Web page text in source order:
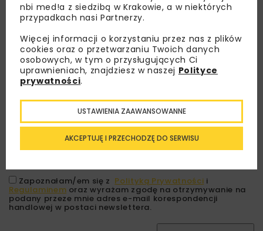
Lubisz wiedzieć więcej?
Zapisz się do newslettera aby otrzymywać od
nas najlepsze informacje branżowe,
zaproszenia na wydarzenia, atrakcyjne oferty i
dedykowane akcje specjalne.
Zapoznałam/em się z Polityką Prywatności i
Regulaminem oraz wyrażam zgodę na otrzymywanie na
podany przeze mnie adres e-mail korespondencji
handlowej w postaci newslettera.
nbi med!a z siedzibą w Krakowie, a w niektórych
przypadkach nasi Partnerzy.
Więcej informacji o korzystaniu przez nas z plików
cookies oraz o przetwarzaniu Twoich danych
osobowych, w tym o przysługujących Ci
uprawnieniach, znajdziesz w naszej Polityce
prywatności.
AKCEPTUJĘ I PRZECHODZĘ DO SERWISU
USTAWIENIA ZAAWANSOWANNE